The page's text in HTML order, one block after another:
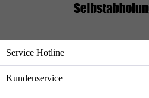
Service Hotline
Kundenservice